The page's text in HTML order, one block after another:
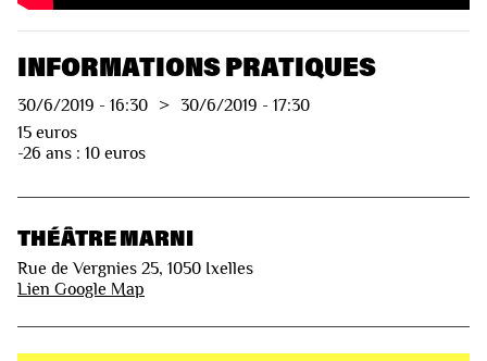
INFORMATIONS PRATIQUES
30/6/2019 - 16:30 > 30/6/2019 - 17:30
15 euros
-26 ans : 10 euros
THÉÂTRE MARNI
Rue de Vergnies 25, 1050 Ixelles
Lien Google Map